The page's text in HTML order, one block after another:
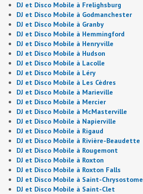
DJ et Disco Mobile à Frelighsburg
DJ et Disco Mobile à Godmanchester
DJ et Disco Mobile à Granby
DJ et Disco Mobile à Hemmingford
DJ et Disco Mobile à Henryville
DJ et Disco Mobile à Hudson
DJ et Disco Mobile à Lacolle
DJ et Disco Mobile à Léry
DJ et Disco Mobile à Les Cèdres
DJ et Disco Mobile à Marieville
DJ et Disco Mobile à Mercier
DJ et Disco Mobile à McMasterville
DJ et Disco Mobile à Napierville
DJ et Disco Mobile à Rigaud
DJ et Disco Mobile à Rivière-Beaudette
DJ et Disco Mobile à Rougemont
DJ et Disco Mobile à Roxton
DJ et Disco Mobile à Roxton Falls
DJ et Disco Mobile à Saint-Chrysostome
DJ et Disco Mobile à Saint-Clet